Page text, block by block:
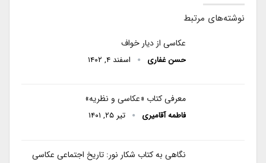
نوشته‌های مرتبط
عکاسی از دیار خواف
حسن غفاری اسفند ۴, ۱۴۰۲
معرفی کتاب «عکاسی و نظریه»
فاطمه آقامیری تیر ۲۵, ۱۴۰۱
نگاهی به کتاب شکار نور: تاریخ اجتماعی عکاسی